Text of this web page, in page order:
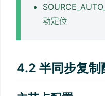
动定位
4.2 半同步复制